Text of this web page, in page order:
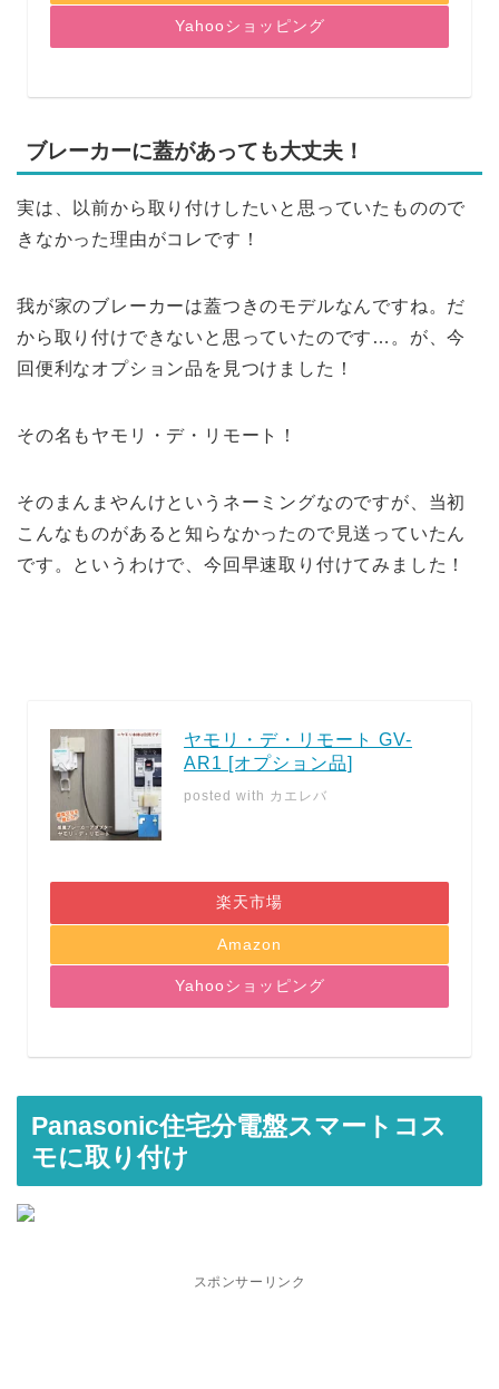
Yahooショッピング
ブレーカーに蓋があっても大丈夫！
実は、以前から取り付けしたいと思っていたものので
きなかった理由がコレです！
我が家のブレーカーは蓋つきのモデルなんですね。だ
から取り付けできないと思っていたのです…。が、今
回便利なオプション品を見つけました！
その名もヤモリ・デ・リモート！
そのまんまやんけというネーミングなのですが、当初
こんなものがあると知らなかったので見送っていたん
です。というわけで、今回早速取り付けてみました！
ヤモリ・デ・リモート GV-
AR1 [オプション品]
posted with カエレバ
楽天市場
Amazon
Yahooショッピング
Panasonic住宅分電盤スマートコス
モに取り付け
スポンサーリンク